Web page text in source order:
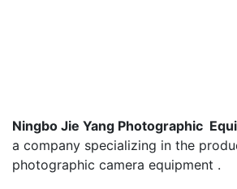
Ningbo Jie Yang Photographic
a company specializing in the
photographic camera equipment .